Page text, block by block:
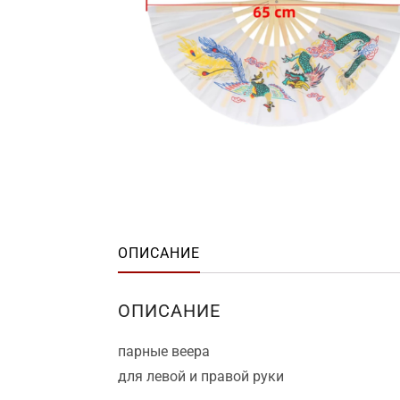
ОПИСАНИЕ
ОПИСАНИЕ
парные веера
для левой и правой руки